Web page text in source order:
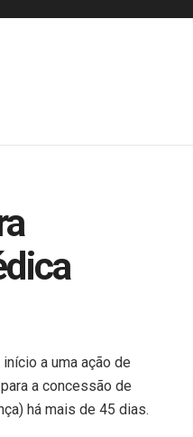
início a uma ação de
a concessão de
há mais de 45 dias.